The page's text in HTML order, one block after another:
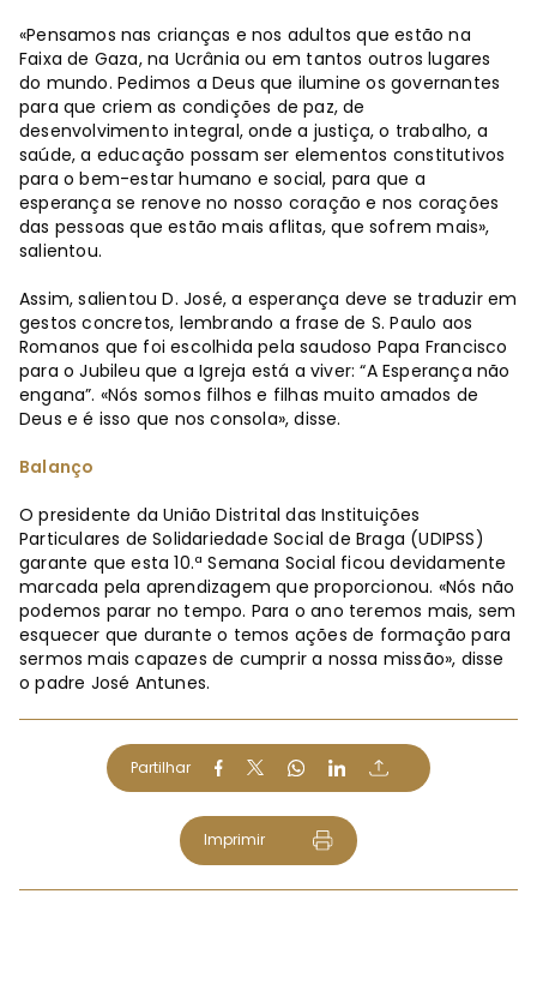
«Pensamos nas crianças e nos adultos que estão na
Faixa de Gaza, na Ucrânia ou em tantos outros lugares
do mundo. Pedimos a Deus que ilumine os governantes
para que criem as condições de paz, de
desenvolvimento integral, onde a justiça, o trabalho, a
saúde, a educação possam ser elementos constitutivos
para o bem-estar humano e social, para que a
esperança se renove no nosso coração e nos corações
das pessoas que estão mais aflitas, que sofrem mais»,
salientou.
Assim, salientou D. José, a esperança deve se traduzir em
gestos concretos, lembrando a frase de S. Paulo aos
Romanos que foi escolhida pela saudoso Papa Francisco
para o Jubileu que a Igreja está a viver: “A Esperança não
engana”. «Nós somos filhos e filhas muito amados de
Deus e é isso que nos consola», disse.
Balanço
O presidente da União Distrital das Instituições
Particulares de Solidariedade Social de Braga (UDIPSS)
garante que esta 10.ª Semana Social ficou devidamente
marcada pela aprendizagem que proporcionou. «Nós não
podemos parar no tempo. Para o ano teremos mais, sem
esquecer que durante o temos ações de formação para
sermos mais capazes de cumprir a nossa missão», disse
o padre José Antunes.
Partilhar
Imprimir